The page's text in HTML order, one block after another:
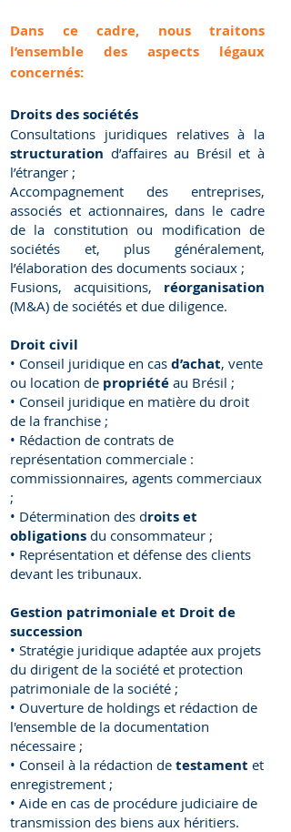
Dans ce cadre, nous traitons
l’ensemble des aspects légaux
concernés:
Droits des sociétés
Consultations juridiques relatives à la
structuration d’affaires au Brésil et à
l’étranger ;
Accompagnement des entreprises,
associés et actionnaires, dans le cadre
de la constitution ou modification de
sociétés et, plus généralement,
l’élaboration des documents sociaux ;
Fusions, acquisitions, réorganisation
(M&A) de sociétés et due diligence.
Droit civil
• Conseil juridique en cas d’achat, vente
ou location de propriété au Brésil ;
• Conseil juridique en matière du droit
de la franchise ;
• Rédaction de contrats de
représentation commerciale :
commissionnaires, agents commerciaux
;
• Détermination des droits et
obligations du consommateur ;
• Représentation et défense des clients
devant les tribunaux.
Gestion patrimoniale et Droit de
succession
• Stratégie juridique adaptée aux projets
du dirigent de la société et protection
patrimoniale de la société ;
• Ouverture de holdings et rédaction de
l'ensemble de la documentation
nécessaire ;
• Conseil à la rédaction de testament et
enregistrement ;
• Aide en cas de procédure judiciaire de
transmission des biens aux héritiers.